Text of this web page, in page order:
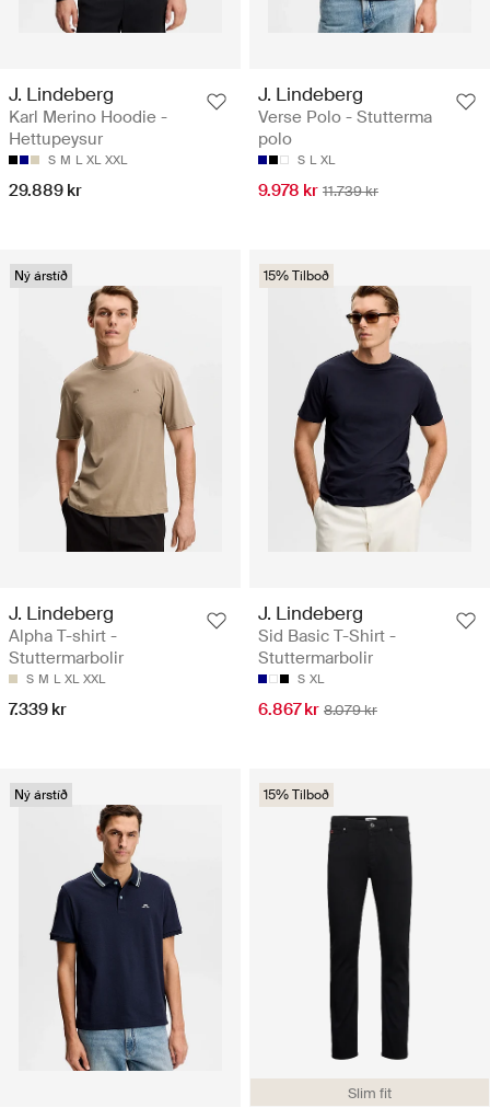
J. Lindeberg
Karl Merino Hoodie -
Hettupeysur
S M L XL XXL
29.889 kr
J. Lindeberg
Verse Polo - Stutterma
polo
S L XL
9.978 kr 11.739 kr
Ný árstíð
J. Lindeberg
Alpha T-shirt -
Stuttermarbolir
S M L XL XXL
7.339 kr
15% Tilboð
J. Lindeberg
Sid Basic T-Shirt -
Stuttermarbolir
S XL
6.867 kr 8.079 kr
Ný árstíð
Slim fit
15% Tilboð